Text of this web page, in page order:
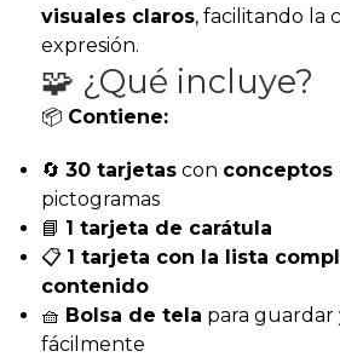
visuales claros, facilitando la
expresión.
🧩 ¿Qué incluye?
📦 Contiene:
🔄 30 tarjetascon conceptos
pictogramas
📘 1 tarjeta de carátula
📋 1 tarjeta con la lista
contenido
🧺 Bolsa de tela para
fácilmente